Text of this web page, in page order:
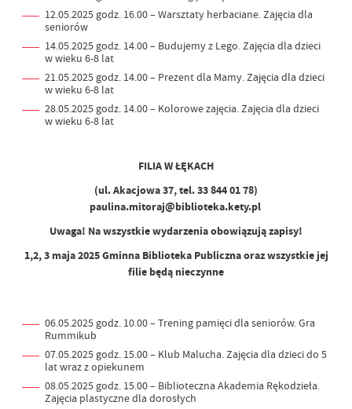
12.05.2025 godz. 16.00 – Warsztaty herbaciane. Zajęcia dla
seniorów
14.05.2025 godz. 14.00 – Budujemy z Lego. Zajęcia dla dzieci
w wieku 6-8 lat
21.05.2025 godz. 14.00 – Prezent dla Mamy. Zajęcia dla dzieci
w wieku 6-8 lat
28.05.2025 godz. 14.00 – Kolorowe zajęcia. Zajęcia dla dzieci
w wieku 6-8 lat
FILIA W ŁĘKACH
(ul. Akacjowa 37, tel. 33 844 01 78)
paulina.mitoraj@biblioteka.kety.pl
Uwaga! Na wszystkie wydarzenia obowiązują zapisy!
1,2, 3 maja 2025 Gminna Biblioteka Publiczna oraz wszystkie jej
filie będą nieczynne
06.05.2025 godz. 10.00 – Trening pamięci dla seniorów. Gra
Rummikub
07.05.2025 godz. 15.00 – Klub Malucha. Zajęcia dla dzieci do 5
lat wraz z opiekunem
08.05.2025 godz. 15.00 – Biblioteczna Akademia Rękodzieła.
Zajęcia plastyczne dla dorosłych